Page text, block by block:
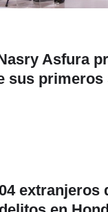
Asfura
sus primeros
extranjeros